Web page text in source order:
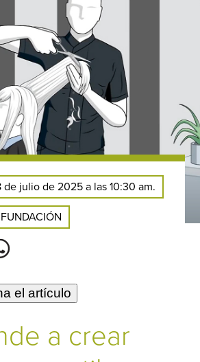
de julio de 2025 a las 10:30 am.
FUNDACIÓN
el artículo
a crear